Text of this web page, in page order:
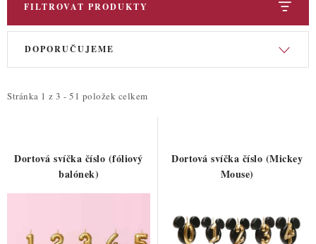
FILTROVAT PRODUKTY
V
i
r
d
Stránka 1 z 3 - 51 položek celkem
Ř
e
p
o
DOPORUČUJEME
Dortová svíčka číslo (fóliový
balónek)
Dortová svíčka číslo (Mickey
Mouse)